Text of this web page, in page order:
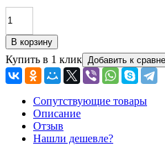
Купить в 1 клик
Сопутствующие товары
Описание
Отзыв
Нашли дешевле?